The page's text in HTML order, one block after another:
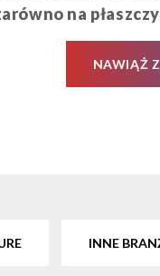
na
NAWIĄŻ
INNE